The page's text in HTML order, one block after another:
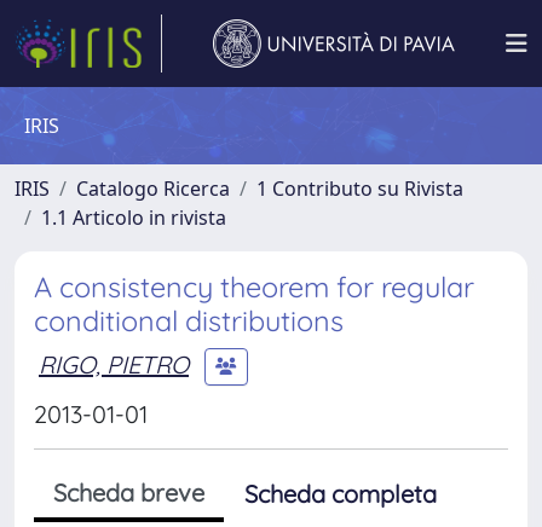
IRIS
IRIS Catalogo Ricerca
1 Contributo su Rivista
1.1 Articolo in rivista
A consistency theorem for regular
conditional distributions
RIGO, PIETRO
2013-01-01
Scheda breve
Scheda completa